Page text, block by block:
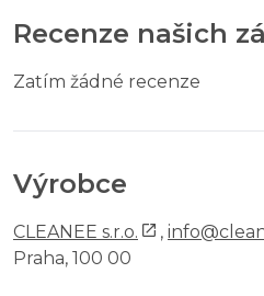
Recenze našich
Zatím žádné recenze
Výrobce
CLEANEE s.r.o. ,
Praha, 100 00